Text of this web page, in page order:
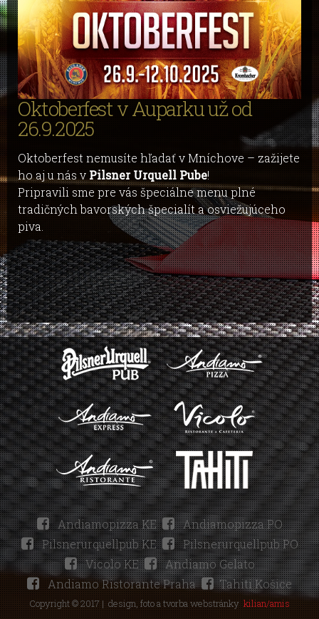
Oktoberfest v Auparku už od
26.9.2025
Oktoberfest nemusíte hľadať v Mníchove – zažijete
ho aj u nás v Pilsner Urquell Pube!
Pripravili sme pre vás špeciálne menu plné
tradičných bavorských špecialít a osviežujúceho
piva.
Andiamopizza KE
Andiamopizza PO
Pilsnerurquellpub KE
Pilsnerurquellpub PO
Vicolo KE
Andiamo Gelato
Andiamo Ristorante Praha
Tahiti Košice
Copyright © 2017 |design, foto a tvorba webstránky kilian/amis